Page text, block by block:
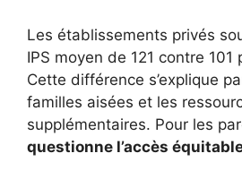
Les établissements privés
IPS moyen de 121 contre 101
Cette différence s’explique
familles aisées et les
supplémentaires. Pour les
questionne l’accès